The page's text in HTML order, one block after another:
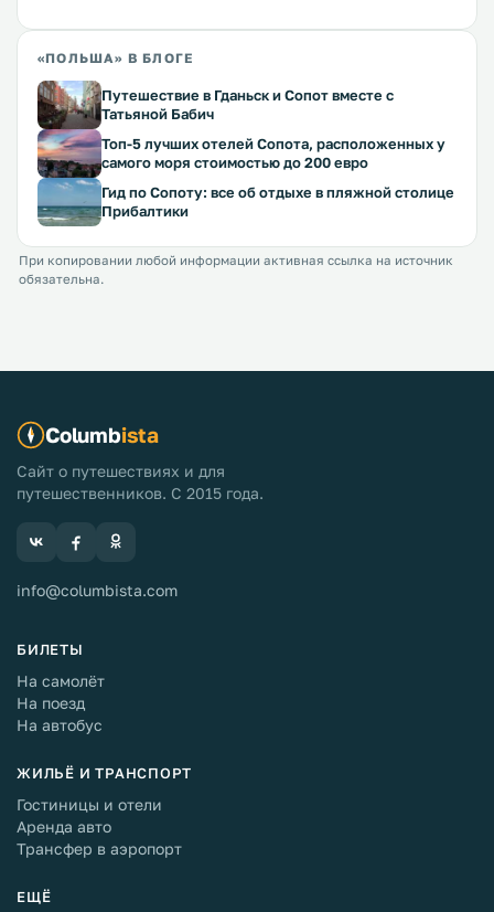
«ПОЛЬША» В БЛОГЕ
Путешествие в Гданьск и Сопот вместе с
Татьяной Бабич
Топ-5 лучших отелей Сопота, расположенных у
самого моря стоимостью до 200 евро
Гид по Сопоту: все об отдыхе в пляжной столице
Прибалтики
При копировании любой информации активная ссылка на источник
обязательна.
Columbista
Сайт о путешествиях и для
путешественников. С 2015 года.
info@columbista.com
БИЛЕТЫ
На самолёт
На поезд
На автобус
ЖИЛЬЁ И ТРАНСПОРТ
Гостиницы и отели
Аренда авто
Трансфер в аэропорт
ЕЩЁ